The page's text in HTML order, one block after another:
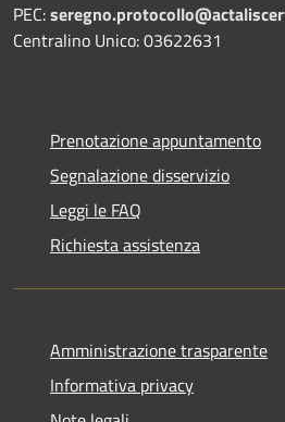
PEC:
Centralino Unico: 03622631
Prenotazione appuntamento
Segnalazione disservizio
Leggi le FAQ
Richiesta assistenza
Amministrazione trasparente
Informativa privacy